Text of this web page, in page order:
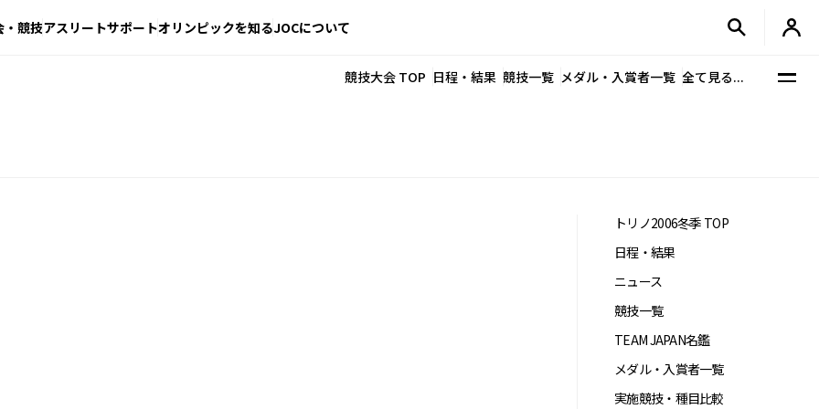
・競技アスリートサポートオリンピックを知るJOCについて
競技大会 TOP 日程・結果 競技一覧 メダル・入賞者一覧 全て見る...
トリノ2006冬季 TOP
日程・結果
ニュース
競技一覧
TEAM JAPAN名鑑
メダル・入賞者一覧
実施競技・種目比較